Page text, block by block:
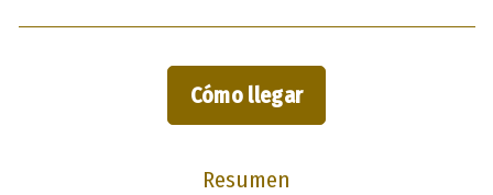
Cómo llegar
Resumen